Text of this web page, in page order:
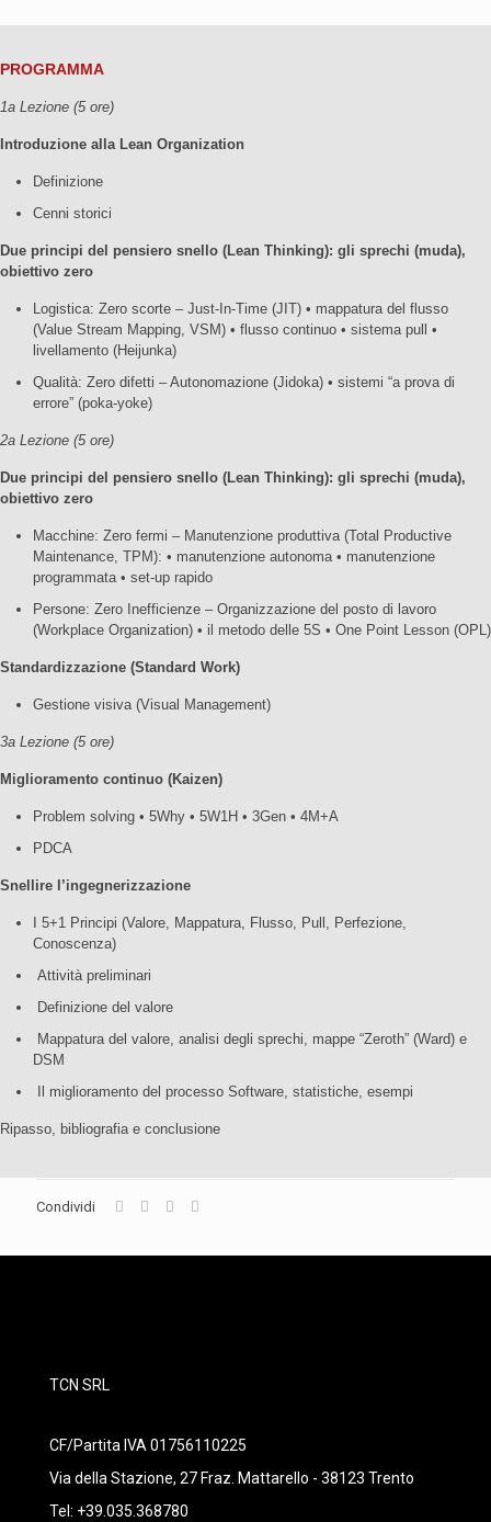
PROGRAMMA
1a Lezione (5 ore)
Introduzione alla Lean Organization
Definizione
Cenni storici
Due principi del pensiero snello (Lean Thinking): gli sprechi (muda),
obiettivo zero
Logistica: Zero scorte – Just-In-Time (JIT) • mappatura del flusso
(Value Stream Mapping, VSM) • flusso continuo • sistema pull •
livellamento (Heijunka)
Qualità: Zero difetti – Autonomazione (Jidoka) • sistemi “a prova di
errore” (poka-yoke)
2a Lezione (5 ore)
Due principi del pensiero snello (Lean Thinking): gli sprechi (muda),
obiettivo zero
Macchine: Zero fermi – Manutenzione produttiva (Total Productive
Maintenance, TPM): • manutenzione autonoma • manutenzione
programmata • set-up rapido
Persone: Zero Inefficienze – Organizzazione del posto di lavoro
(Workplace Organization) • il metodo delle 5S • One Point Lesson (OPL)
Standardizzazione (Standard Work)
Gestione visiva (Visual Management)
3a Lezione (5 ore)
Miglioramento continuo (Kaizen)
Problem solving • 5Why • 5W1H • 3Gen • 4M+A
PDCA
Snellire l’ingegnerizzazione
I 5+1 Principi (Valore, Mappatura, Flusso, Pull, Perfezione,
Conoscenza)
Attività preliminari
Definizione del valore
Mappatura del valore, analisi degli sprechi, mappe “Zeroth” (Ward) e
DSM
Il miglioramento del processo Software, statistiche, esempi
Ripasso, bibliografia e conclusione
Condividi
TCN SRL
CF/Partita IVA 01756110225
Via della Stazione, 27 Fraz. Mattarello - 38123 Trento
Tel: +39.035.368780